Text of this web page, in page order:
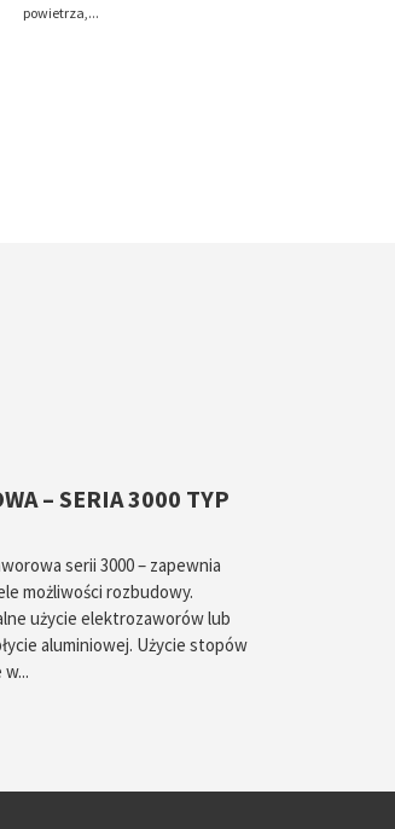
powietrza,...
– SERIA 3000 TYP
serii 3000 – zapewnia
możliwości rozbudowy.
użycie elektrozaworów lub
aluminiowej. Użycie stopów